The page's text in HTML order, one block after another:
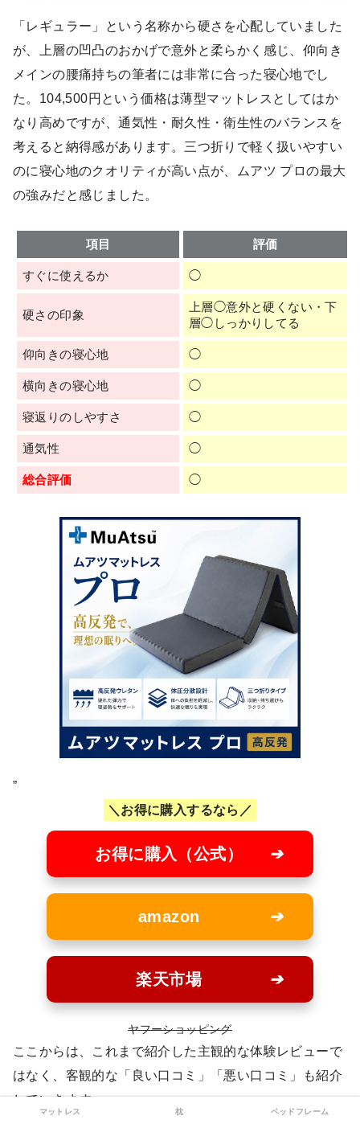
「レギュラー」という名称から硬さを心配していました
が、上層の凹凸のおかげで意外と柔らかく感じ、仰向き
メインの腰痛持ちの筆者には非常に合った寝心地でし
た。104,500円という価格は薄型マットレスとしてはか
なり高めですが、通気性・耐久性・衛生性のバランスを
考えると納得感があります。三つ折りで軽く扱いやすい
のに寝心地のクオリティが高い点が、ムアツ プロの最大
の強みだと感じました。
項目 評価
すぐに使えるか ◯
硬さの印象
上層◯意外と硬くない・下
層◯しっかりしてる
仰向きの寝心地 ◯
横向きの寝心地 ◯
寝返りのしやすさ ◯
通気性 ◯
総合評価 ◯
”
お得に購入するなら
お得に購入（公式）
amazon
楽天市場
ヤフーショッピング
ここからは、これまで紹介した主観的な体験レビューで
はなく、客観的な「良い口コミ」「悪い口コミ」も紹介
していきます。
マットレス 枕 ベッドフレーム